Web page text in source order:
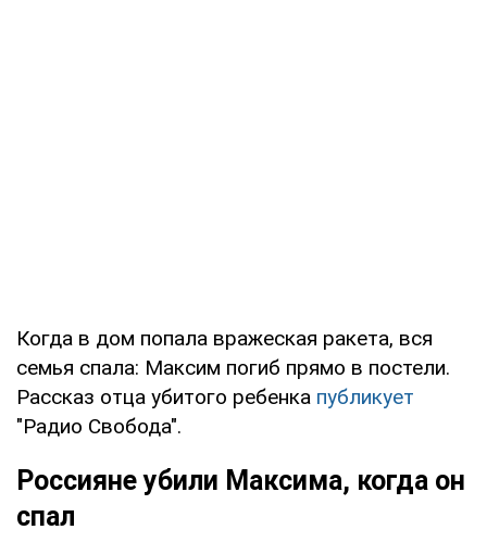
Когда в дом попала вражеская ракета, вся
семья спала: Максим погиб прямо в постели.
Рассказ отца убитого ребенка публикует
"Радио Свобода".
Россияне убили Максима, когда он
спал